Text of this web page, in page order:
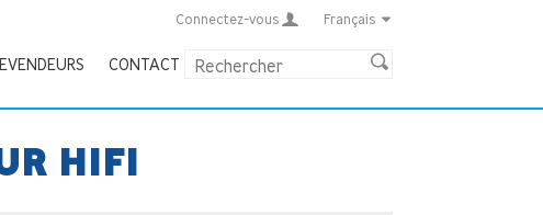
Connectez-vous Français
CONTACT
HIFI